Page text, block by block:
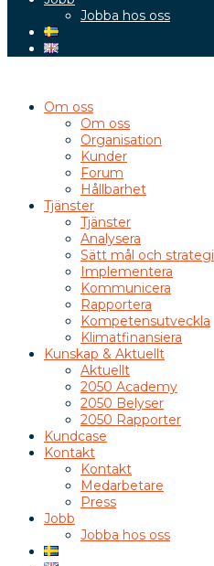
Jobba hos oss
Om oss
Om oss
Organisation
Kunder
Forum
Hållbarhet
Tjänster
Tjänster
Analysera
Sätt mål och strategi
Implementera
Kommunicera
Rapportera
Kompetensutveckla
Klimatfinansiera
Kunskap & Aktuellt
Aktuellt
2050 Academy
2050 Belyser
2050 Rapporter
Kundcase
Kontakt
Kontakt
Medarbetare
Press
Jobb
Jobba hos oss